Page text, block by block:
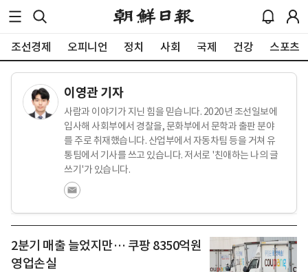
조선경제 오피니언 정치 사회 국제 건강 스포츠
이영관 기자
사람과 이야기가 지닌 힘을 믿습니다. 2020년 조선일보에
입사해 사회부에서 경찰을, 문화부에서 문학과 출판 분야
를 주로 취재했습니다. 산업부에서 자동차팀 등을 거쳐 유
통팀에서 기사를 쓰고 있습니다. 저서로 '친애하는 나의 글
쓰기'가 있습니다.
2분기 매출 늘었지만… 쿠팡 8350억원
영업손실